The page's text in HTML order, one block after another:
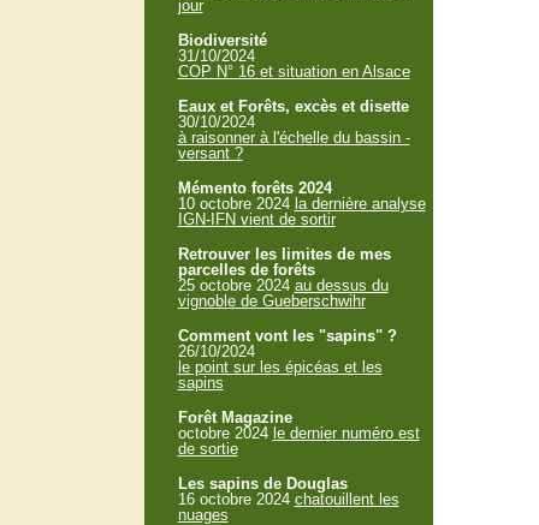
jour
Biodiversité
31/10/2024
COP N° 16 et situation en Alsace
Eaux et Forêts, excès et disette
30/10/2024
à raisonner à l'échelle du bassin -
versant ?
Mémento forêts 2024
10 octobre 2024 la dernière analyse
IGN-IFN vient de sortir
Retrouver les limites de mes
parcelles de forêts
25 octobre 2024 au dessus du
vignoble de Gueberschwihr
Comment vont les "sapins" ?
26/10/2024
le point sur les épicéas et les
sapins
Forêt Magazine
octobre 2024 le dernier numéro est
de sortie
Les sapins de Douglas
16 octobre 2024 chatouillent les
nuages